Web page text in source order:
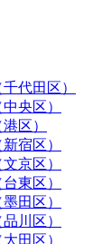
代田区）
央区）
区）
宿区）
京区）
東区）
田区）
川区）
田区）